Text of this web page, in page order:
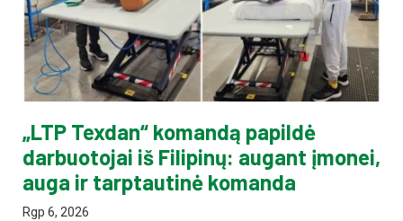
„LTP Texdan“ komandą papildė
darbuotojai iš Filipinų: augant įmonei,
auga ir tarptautinė komanda
Rgp 6, 2026